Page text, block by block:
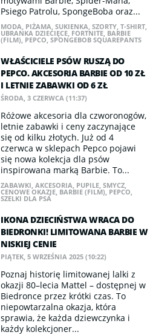
Psiego Patrolu, SpongeBoba oraz...
MODA, PIŻAMA,SUKIENKA,SZORTY,T-SHIRT,
UBRANKA DZIECIĘCE, FORTNITE, BARBIE
(FILM), PEPCO,SPONGEBOB SQUAREPANTS
WŁAŚCICIELE PSÓW RUSZĄ DO
PEPCO. AKCESORIA BARBIE OD 10 ZŁ
I LETNIE ZABAWKI OD 6 ZŁ
ŚRODA, 3 CZERWCA (11:37)
Różowe akcesoria dla czworonogów,
letnie zabawki i ceny zaczynające
się od kilku złotych. Już od 4
czerwca w sklepach Pepco pojawi
się nowa kolekcja dla psów
inspirowana marką Barbie. To...
ZABAWKI,AKCESORIA, PUPILE,SMYCZ,
CENOWE OKAZJE, BARBIE (FILM), PEPCO,
SZELKI DLA PSA
IKONA DZIECIŃSTWA WRACA DO
BIEDRONKI! LIMITOWANA BARBIE W
NISKIEJ CENIE
PIĄTEK, 5 WRZEŚNIA 2025 (10:22)
Poznaj historię limitowanej lalki z
okazji 80–lecia Mattel – dostępnej w
Biedronce przez krótki czas. To
niepowtarzalna okazja, która
sprawia, że każda dziewczynka i
każdy kolekcjoner...